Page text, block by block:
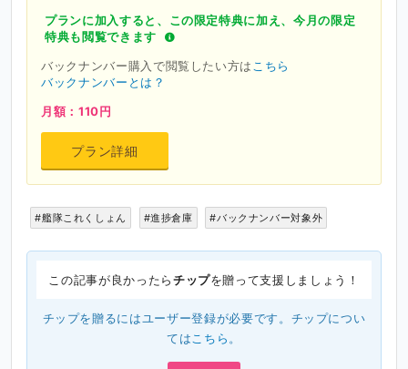
プランに加入すると、この限定特典に加え、今月の限定
特典も閲覧できます
バックナンバー購入で閲覧したい方はこちら
バックナンバーとは？
月額：110円
プラン詳細
#艦隊これくしょん #進捗倉庫 #バックナンバー対象外
この記事が良かったらチップを贈って支援しましょう！
チップを贈るにはユーザー登録が必要です。チップについ
ては こちら 。